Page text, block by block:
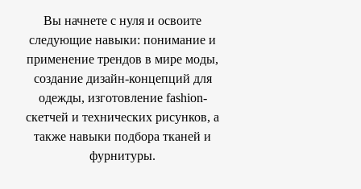
Вы начнете с нуля и освоите
следующие навыки: понимание и
применение трендов в мире моды,
создание дизайн-концепций для
одежды, изготовление fashion-
скетчей и технических рисунков, а
также навыки подбора тканей и
фурнитуры.